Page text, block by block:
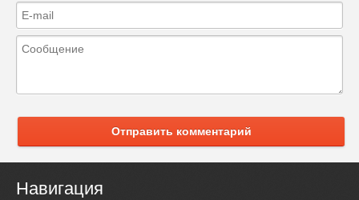
Отправить комментарий
Навигация